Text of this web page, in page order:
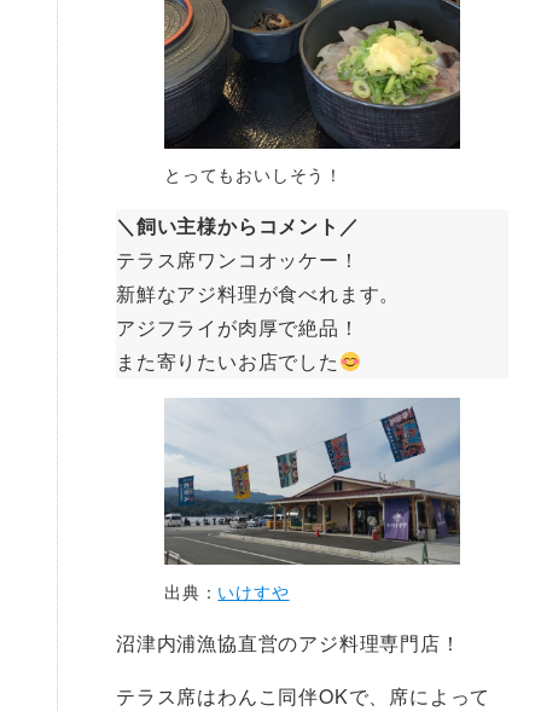
とってもおいしそう！
＼飼い主様からコメント／
テラス席ワンコオッケー！
新鮮なアジ料理が食べれます。
アジフライが肉厚で絶品！
また寄りたいお店でした
出典： いけすや
沼津内浦漁協直営のアジ料理専門店！
テラス席はわんこ同伴OKで、席によって